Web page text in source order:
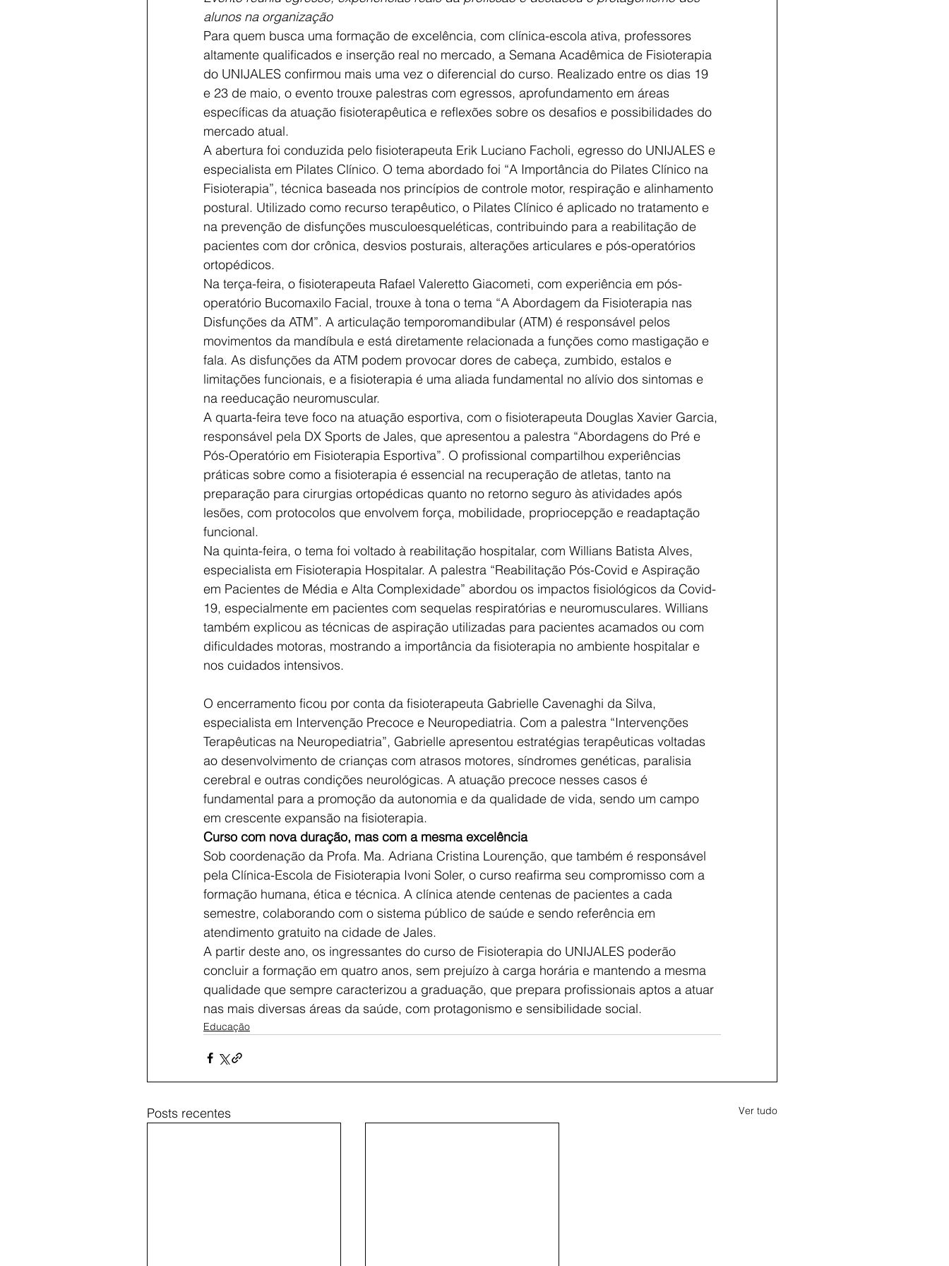
alunos na organização
Para quem busca uma formação de excelência, com clínica-escola ativa, professores
altamente qualificados e inserção real no mercado, a Semana Acadêmica de Fisioterapia
do UNIJALES confirmou mais uma vez o diferencial do curso. Realizado entre os dias 19
e 23 de maio, o evento trouxe palestras com egressos, aprofundamento em áreas
específicas da atuação fisioterapêutica e reflexões sobre os desafios e possibilidades do
mercado atual.
A abertura foi conduzida pelo fisioterapeuta Erik Luciano Facholi, egresso do UNIJALES e
especialista em Pilates Clínico. O tema abordado foi “A Importância do Pilates Clínico na
Fisioterapia”, técnica baseada nos princípios de controle motor, respiração e alinhamento
postural. Utilizado como recurso terapêutico, o Pilates Clínico é aplicado no tratamento e
na prevenção de disfunções musculoesqueléticas, contribuindo para a reabilitação de
pacientes com dor crônica, desvios posturais, alterações articulares e pós-operatórios
ortopédicos.
Na terça-feira, o fisioterapeuta Rafael Valeretto Giacometi, com experiência em pós-
operatório Bucomaxilo Facial, trouxe à tona o tema “A Abordagem da Fisioterapia nas
Disfunções da ATM”. A articulação temporomandibular (ATM) é responsável pelos
movimentos da mandíbula e está diretamente relacionada a funções como mastigação e
fala. As disfunções da ATM podem provocar dores de cabeça, zumbido, estalos e
limitações funcionais, e a fisioterapia é uma aliada fundamental no alívio dos sintomas e
na reeducação neuromuscular.
A quarta-feira teve foco na atuação esportiva, com o fisioterapeuta Douglas Xavier Garcia,
responsável pela DX Sports de Jales, que apresentou a palestra “Abordagens do Pré e
Pós-Operatório em Fisioterapia Esportiva”. O profissional compartilhou experiências
práticas sobre como a fisioterapia é essencial na recuperação de atletas, tanto na
preparação para cirurgias ortopédicas quanto no retorno seguro às atividades após
lesões, com protocolos que envolvem força, mobilidade, propriocepção e readaptação
funcional.
Na quinta-feira, o tema foi voltado à reabilitação hospitalar, com Willians Batista Alves,
especialista em Fisioterapia Hospitalar. A palestra “Reabilitação Pós-Covid e Aspiração
em Pacientes de Média e Alta Complexidade” abordou os impactos fisiológicos da Covid-
19, especialmente em pacientes com sequelas respiratórias e neuromusculares. Willians
também explicou as técnicas de aspiração utilizadas para pacientes acamados ou com
dificuldades motoras, mostrando a importância da fisioterapia no ambiente hospitalar e
nos cuidados intensivos.
O encerramento ficou por conta da fisioterapeuta Gabrielle Cavenaghi da Silva,
especialista em Intervenção Precoce e Neuropediatria. Com a palestra “Intervenções
Terapêuticas na Neuropediatria”, Gabrielle apresentou estratégias terapêuticas voltadas
ao desenvolvimento de crianças com atrasos motores, síndromes genéticas, paralisia
cerebral e outras condições neurológicas. A atuação precoce nesses casos é
fundamental para a promoção da autonomia e da qualidade de vida, sendo um campo
em crescente expansão na fisioterapia.
Curso com nova duração, mas com a mesma excelência
Sob coordenação da Profa. Ma. Adriana Cristina Lourenção, que também é responsável
pela Clínica-Escola de Fisioterapia Ivoni Soler, o curso reafirma seu compromisso com a
formação humana, ética e técnica. A clínica atende centenas de pacientes a cada
semestre, colaborando com o sistema público de saúde e sendo referência em
atendimento gratuito na cidade de Jales.
A partir deste ano, os ingressantes do curso de Fisioterapia do UNIJALES poderão
concluir a formação em quatro anos, sem prejuízo à carga horária e mantendo a mesma
qualidade que sempre caracterizou a graduação, que prepara profissionais aptos a atuar
nas mais diversas áreas da saúde, com protagonismo e sensibilidade social.
Educação
Posts recentes Ver tudo